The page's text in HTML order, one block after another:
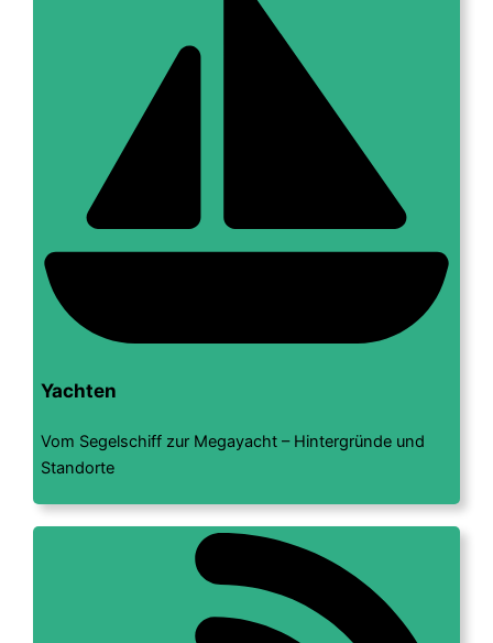
Yachten
Vom Segelschiff zur Megayacht – Hintergründe und
Standorte